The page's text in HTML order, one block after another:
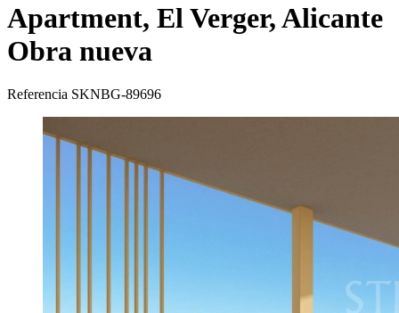
Apartment, El Verger, Alicante
Obra nueva
Referencia SKNBG-89696